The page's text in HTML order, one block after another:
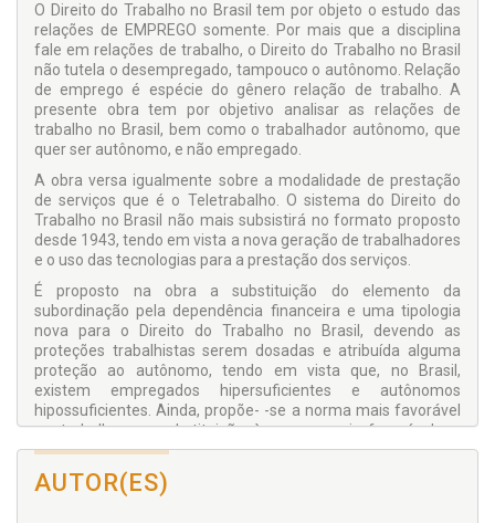
O Direito do Trabalho no Brasil tem por objeto o estudo das
relações de EMPREGO somente. Por mais que a disciplina
fale em relações de trabalho, o Direito do Trabalho no Brasil
não tutela o desempregado, tampouco o autônomo. Relação
de emprego é espécie do gênero relação de trabalho. A
presente obra tem por objetivo analisar as relações de
trabalho no Brasil, bem como o trabalhador autônomo, que
quer ser autônomo, e não empregado.
A obra versa igualmente sobre a modalidade de prestação
de serviços que é o Teletrabalho. O sistema do Direito do
Trabalho no Brasil não mais subsistirá no formato proposto
desde 1943, tendo em vista a nova geração de trabalhadores
e o uso das tecnologias para a prestação dos serviços.
É proposto na obra a substituição do elemento da
subordinação pela dependência financeira e uma tipologia
nova para o Direito do Trabalho no Brasil, devendo as
proteções trabalhistas serem dosadas e atribuída alguma
proteção ao autônomo, tendo em vista que, no Brasil,
existem empregados hipersuficientes e autônomos
hipossuficientes. Ainda, propõe- -se a norma mais favorável
ao trabalho em substituição à norma mais favorável ao
trabalhador. Ademais, o intérprete deve analisar cada
especificidade do caso concreto e o impacto (as
consequências) que a sua decisão trará ao caso concreto.
AUTOR(ES)